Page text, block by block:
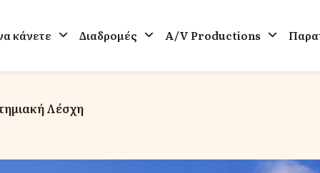
κάνετε Διαδρομές A/V Productions
Λέσχη